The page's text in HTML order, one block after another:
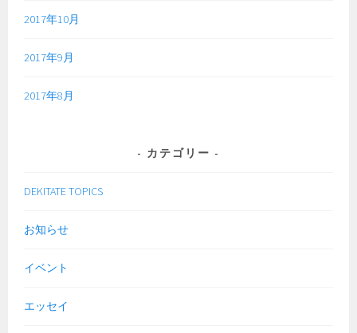
2017年10月
2017年9月
2017年8月
カテゴリー
DEKITATE TOPICS
お知らせ
イベント
エッセイ